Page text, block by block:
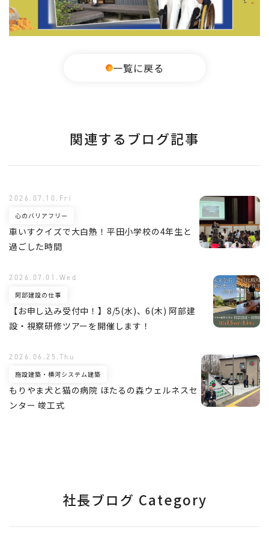
一覧に戻る
関連するブログ記事
車いすクイズで大白熱！平田小学校の4年生と
過ごした時間
心のバリアフリー
2026.07.10.Fri
【お申し込み受付中！】8/5(水)、6(木) 阿部建
設・視察研修ツアーを開催します！
阿部建設の仕事
2026.07.01.Wed
もりやま犬と猫の病院 ほたるの森ウェルネスセ
ンター 竣工式
施設建築・横河システム建築
2026.06.25.Thu
社長ブログ Category